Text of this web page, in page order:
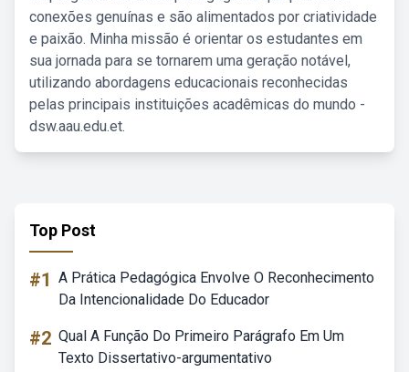
conexões genuínas e são alimentados por criatividade
e paixão. Minha missão é orientar os estudantes em
sua jornada para se tornarem uma geração notável,
utilizando abordagens educacionais reconhecidas
pelas principais instituições acadêmicas do mundo -
dsw.aau.edu.et.
Top Post
#1 A Prática Pedagógica Envolve O Reconhecimento
Da Intencionalidade Do Educador
#2 Qual A Função Do Primeiro Parágrafo Em Um
Texto Dissertativo-argumentativo